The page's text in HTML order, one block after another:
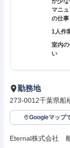
マニ
の仕事
1人作
室内
い
勤務地
273-0012千葉県
Googleマップ
Eternal株式会社　